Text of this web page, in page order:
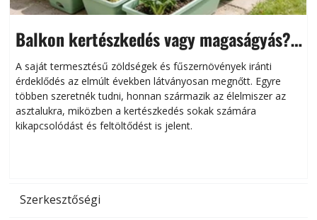
Balkon kertészkedés vagy magaságyás?
Helytakarékos kertészkedés
A saját termesztésű zöldségek és fűszernövények iránti
érdeklődés az elmúlt években látványosan megnőtt. Egyre
többen szeretnék tudni, honnan származik az élelmiszer az
asztalukra, miközben a kertészkedés sokak számára
kikapcsolódást és feltöltődést is jelent.
Szerkesztőségi